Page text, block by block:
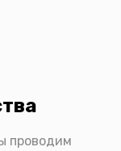
проводим